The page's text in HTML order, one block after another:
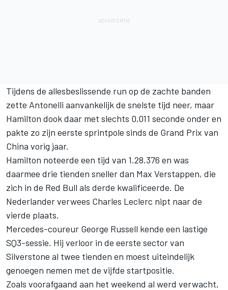
Tijdens de allesbeslissende run op de zachte banden
zette Antonelli aanvankelijk de snelste tijd neer, maar
Hamilton dook daar met slechts 0,011 seconde onder en
pakte zo zijn eerste sprintpole sinds de Grand Prix van
China vorig jaar.
Hamilton noteerde een tijd van 1.28.376 en was
daarmee drie tienden sneller dan Max Verstappen, die
zich in de Red Bull als derde kwalificeerde. De
Nederlander verwees Charles Leclerc nipt naar de
vierde plaats.
Mercedes-coureur George Russell kende een lastige
SQ3-sessie. Hij verloor in de eerste sector van
Silverstone al twee tienden en moest uiteindelijk
genoegen nemen met de vijfde startpositie.
Zoals voorafgaand aan het weekend al werd verwacht,